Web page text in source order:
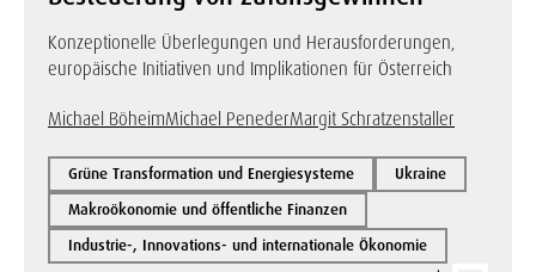
Konzeptionelle Überlegungen und Herausforderungen,
europäische Initiativen und Implikationen für Österreich
Michael BöheimMichael PenederMargit Schratzenstaller
Grüne Transformation und Energiesysteme
Ukraine
Makroökonomie und öffentliche Finanzen
Industrie-, Innovations- und internationale Ökonomie